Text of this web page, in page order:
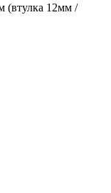
(втулка 12мм /